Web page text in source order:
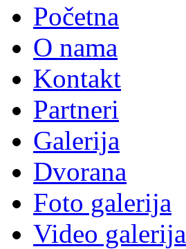
Početna
O nama
Kontakt
Partneri
Galerija
Dvorana
Foto galerija
Video galerija